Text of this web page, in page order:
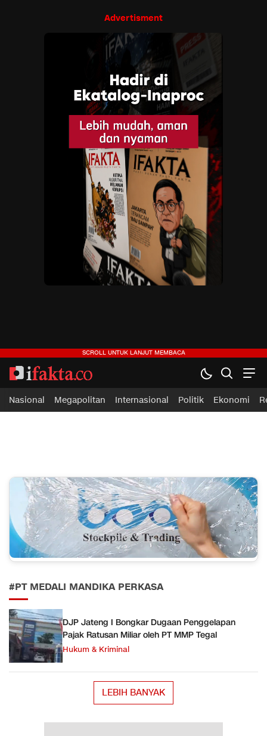
Advertisment
ifakta.co
#pastibenar
Nasional Megapolitan Internasional Politik Ekonomi
#PT MEDALI MANDIKA PERKASA
DJP Jateng I Bongkar Dugaan Penggelapan
Pajak Ratusan Miliar oleh PT MMP Tegal
Hukum & Kriminal
LEBIH BANYAK